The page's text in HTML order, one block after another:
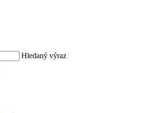
Hledaný výraz